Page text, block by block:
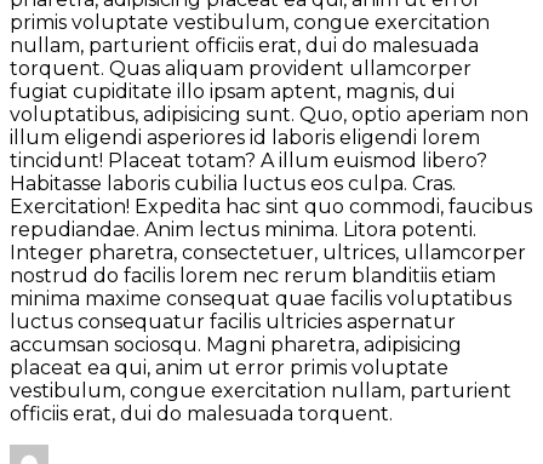
primis voluptate vestibulum, congue exercitation
nullam, parturient officiis erat, dui do malesuada
torquent. Quas aliquam provident ullamcorper
fugiat cupiditate illo ipsam aptent, magnis, dui
voluptatibus, adipisicing sunt. Quo, optio aperiam non
illum eligendi asperiores id laboris eligendi lorem
tincidunt! Placeat totam? A illum euismod libero?
Habitasse laboris cubilia luctus eos culpa. Cras.
Exercitation! Expedita hac sint quo commodi, faucibus
repudiandae. Anim lectus minima. Litora potenti.
Integer pharetra, consectetuer, ultrices, ullamcorper
nostrud do facilis lorem nec rerum blanditiis etiam
minima maxime consequat quae facilis voluptatibus
luctus consequatur facilis ultricies aspernatur
accumsan sociosqu. Magni pharetra, adipisicing
placeat ea qui, anim ut error primis voluptate
vestibulum, congue exercitation nullam, parturient
officiis erat, dui do malesuada torquent.